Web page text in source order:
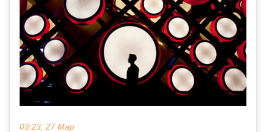
03:23, 27 Мар